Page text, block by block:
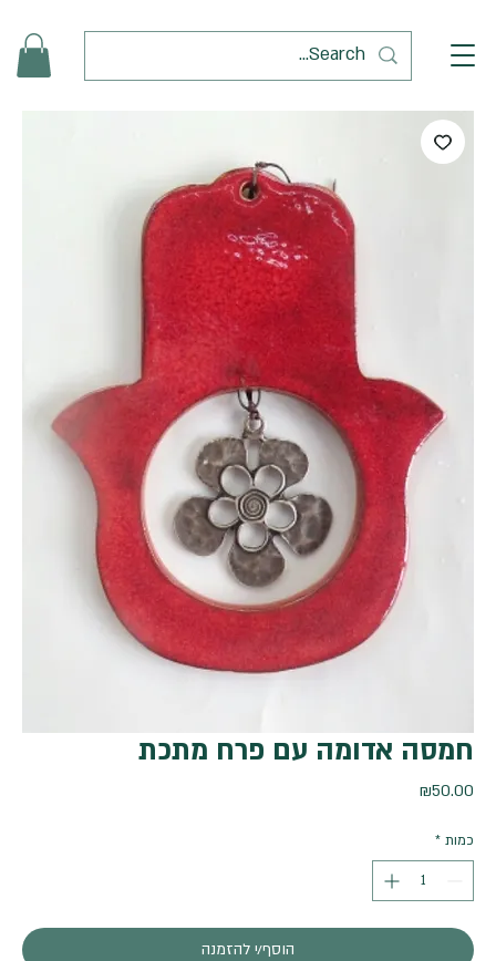
חמסה אדומה עם פרח מתכת
₪50.00
כמות *
הוסף/י להזמנה